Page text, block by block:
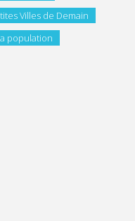
Villes de Demain
population